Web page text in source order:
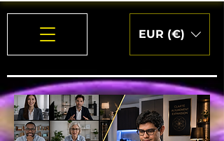
EUR (€)